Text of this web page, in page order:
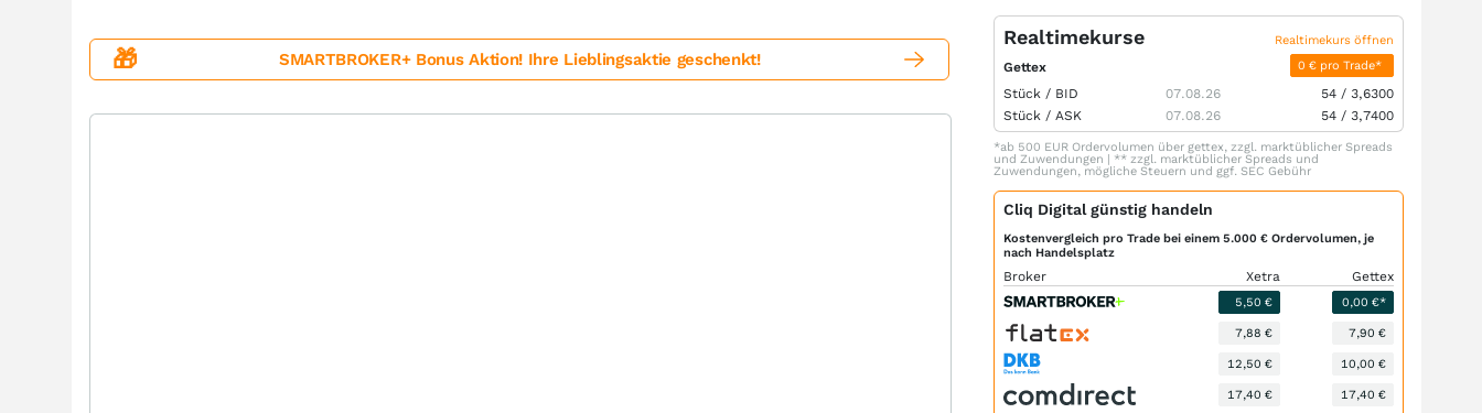
🎁 SMARTBROKER+ Bonus Aktion! Ihre Lieblingsaktie geschenkt!
Realtimekurse Realtimekurs öffnen
Gettex 0 € pro Trade*
Stück / BID 07.08.26 54 / 3,6300
Stück / ASK 07.08.26 54 / 3,7400
*ab 500 EUR Ordervolumen über gettex, zzgl. marktüblicher Spreads
und Zuwendungen | ** zzgl. marktüblicher Spreads und
Zuwendungen, mögliche Steuern und ggf. SEC Gebühr
Cliq Digital günstig handeln
Kostenvergleich pro Trade bei einem 5.000 € Ordervolumen, je
nach Handelsplatz
Broker Xetra Gettex
5,50 € 0,00 €*
7,88 € 7,90 €
12,50 € 10,00 €
17,40 € 17,40 €